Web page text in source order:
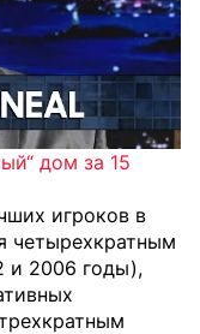
видео YouTube
дом за 15
игроков в
четырехкратным
и 2006 годы),